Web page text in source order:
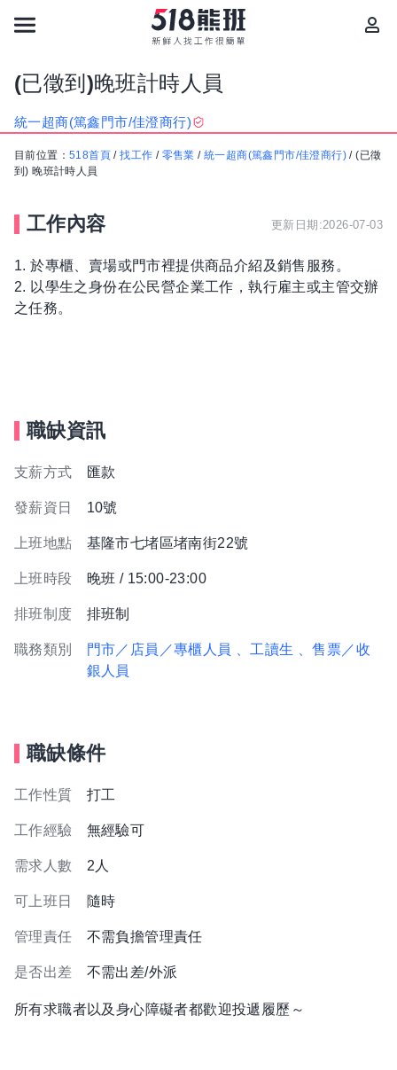
(已徵到)晚班計時人員
統一超商(篤鑫門市/佳澄商行)
目前位置： 518首頁 /找工作 / 零售業 /統一超商(篤鑫門市/佳澄商行) /(已徵
到) 晚班計時人員
工作內容 更新日期:2026-07-03
1. 於專櫃、賣場或門市裡提供商品介紹及銷售服務。
2. 以學生之身份在公民營企業工作，執行雇主或主管交辦
之任務。
職缺資訊
支薪方式 匯款
發薪資日 10號
上班地點 基隆市七堵區堵南街22號
上班時段 晚班 / 15:00-23:00
排班制度 排班制
職務類別 門市／店員／專櫃人員 、工讀生
、售票／收
銀人員
職缺條件
工作性質 打工
工作經驗 無經驗可
需求人數 2人
可上班日 隨時
管理責任 不需負擔管理責任
是否出差 不需出差/外派
所有求職者以及身心障礙者都歡迎投遞履歷～